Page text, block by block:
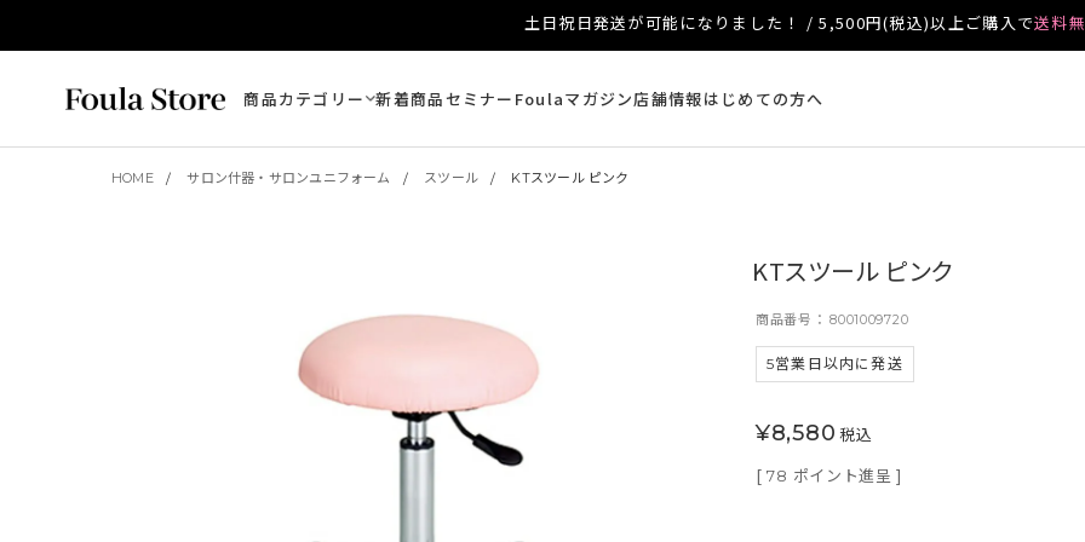
土日祝日発送が可能になりました！ / 5,500円(税込)以上ご購入で送料
商品カテゴリー 新着商品セミナー Foulaマガジン店舗情報はじめての方へ
HOME サロン什器・サロンユニフォーム スツール KTスツール ピンク
KTスツール ピンク
商品番号 8001009720
5営業日以内に発送
¥8,580 税込
[ 78 ポイント進呈 ]